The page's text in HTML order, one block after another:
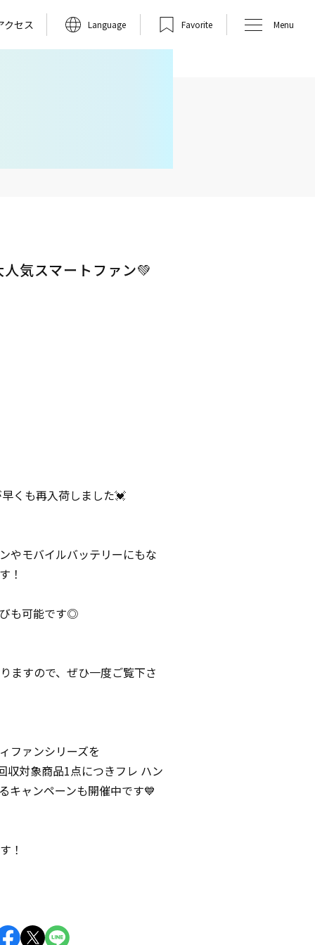
クセス Favorite
Language Menu
気スマートファン💚
くも再入荷しました💓
やモバイルバッテリーにもな
！
も可能です◎
ますので、ぜひ一度ご覧下さ
ファンシリーズを
収対象商品1点につきフレ ハン
キャンペーンも開催中です💙
！